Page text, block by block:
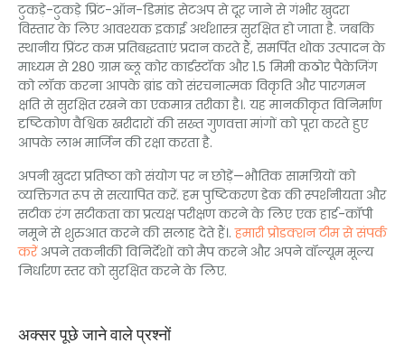
टुकड़े-टुकड़े प्रिंट-ऑन-डिमांड सेटअप से दूर जाने से गंभीर खुदरा
विस्तार के लिए आवश्यक इकाई अर्थशास्त्र सुरक्षित हो जाता है. जबकि
स्थानीय प्रिंटर कम प्रतिबद्धताएं प्रदान करते हैं, समर्पित थोक उत्पादन के
माध्यम से 280 ग्राम ब्लू कोर कार्डस्टॉक और 1.5 मिमी कठोर पैकेजिंग
को लॉक करना आपके ब्रांड को संरचनात्मक विकृति और पारगमन
क्षति से सुरक्षित रखने का एकमात्र तरीका है।. यह मानकीकृत विनिर्माण
दृष्टिकोण वैश्विक खरीदारों की सख्त गुणवत्ता मांगों को पूरा करते हुए
आपके लाभ मार्जिन की रक्षा करता है.
अपनी खुदरा प्रतिष्ठा को संयोग पर न छोड़ें—भौतिक सामग्रियों को
व्यक्तिगत रूप से सत्यापित करें. हम पुष्टिकरण डेक की स्पर्शनीयता और
सटीक रंग सटीकता का प्रत्यक्ष परीक्षण करने के लिए एक हार्ड-कॉपी
नमूने से शुरुआत करने की सलाह देते हैं।.हमारी प्रोडक्शन टीम से संपर्क
करेंअपने तकनीकी विनिर्देशों को मैप करने और अपने वॉल्यूम मूल्य
निर्धारण स्तर को सुरक्षित करने के लिए.
अक्सर पूछे जाने वाले प्रश्नों